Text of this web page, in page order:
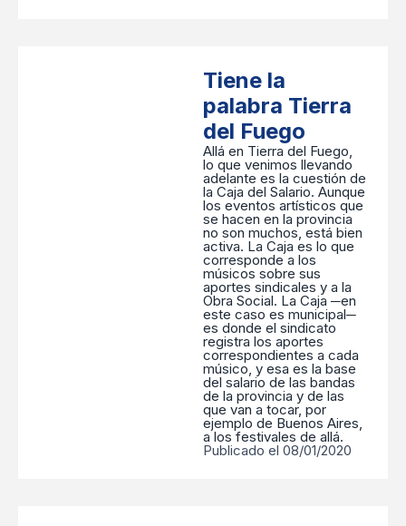
Tiene la
palabra Tierra
del Fuego
Allá en Tierra del Fuego,
lo que venimos llevando
adelante es la cuestión de
la Caja del Salario. Aunque
los eventos artísticos que
se hacen en la provincia
no son muchos, está bien
activa. La Caja es lo que
corresponde a los
músicos sobre sus
aportes sindicales y a la
Obra Social. La Caja ─en
este caso es municipal─
es donde el sindicato
registra los aportes
correspondientes a cada
músico, y esa es la base
del salario de las bandas
de la provincia y de las
que van a tocar, por
ejemplo de Buenos Aires,
a los festivales de allá.
Publicado el 08/01/2020